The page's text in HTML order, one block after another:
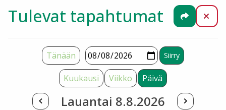
Tulevat tapahtumat Jaa
Kuukausi Viikko Päivä
Lauantai 8.8.2026
Tänään